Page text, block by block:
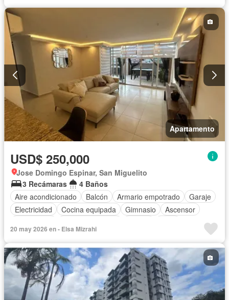
Apartamento
USD$ 250,000
Jose Domingo Espinar, San Miguelito
3 Recámaras
4 Baños
Aire acondicionado
Balcón Armario empotrado
Garaje
Electricidad
Cocina equipada Gimnasio
Ascensor
20 may 2026 en - Elsa Mizrahi